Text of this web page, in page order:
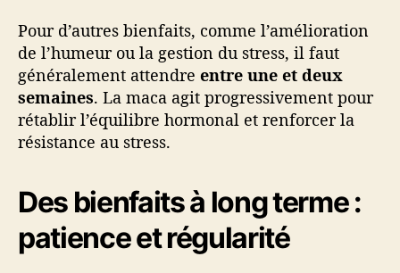
Pour d’autres bienfaits, comme l’amélioration
de l’humeur ou la gestion du stress, il faut
généralement attendre entre une et deux
semaines. La maca agit progressivement pour
rétablir l’équilibre hormonal et renforcer la
résistance au stress.
Des bienfaits à long terme :
patience et régularité